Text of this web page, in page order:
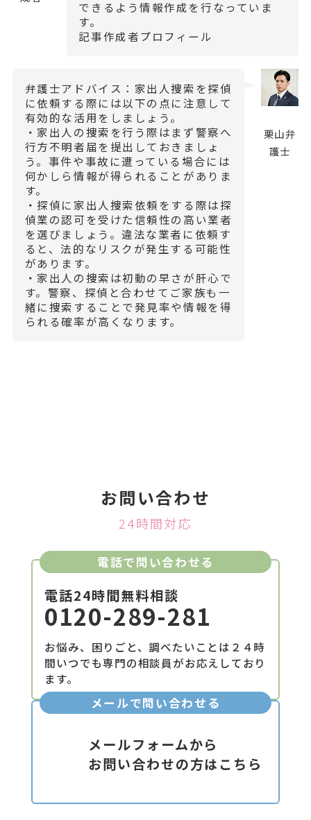
できるよう情報作成を行なっていま
す。
記事作成者プロフィール
栗山弁
護士
弁護士アドバイス：家出人捜索を探偵
に依頼する際には以下の点に注意して
有効的な活用をしましょう。
・家出人の捜索を行う際はまず警察へ
行方不明者届を提出しておきましょ
う。事件や事故に遭っている場合には
何かしら情報が得られることがありま
す。
・探偵に家出人捜索依頼をする際は探
偵業の認可を受けた信頼性の高い業者
を選びましょう。違法な業者に依頼す
ると、法的なリスクが発生する可能性
があります。
・家出人の捜索は初動の早さが肝心で
す。警察、探偵と合わせてご家族も一
緒に捜索することで発見率や情報を得
られる確率が高くなります。
お問い合わせ
24時間対応
電話で問い合わせる
電話24時間無料相談
0120-289-281
お悩み、困りごと、調べたいことは２４時
間いつでも専門の相談員がお応えしており
ます。
メールで問い合わせる
メールフォームから
お問い合わせの方はこちら